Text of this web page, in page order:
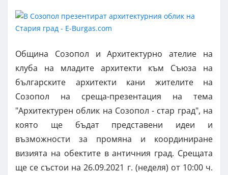
Община Созопол и Архитектурно ателие на
клуба на младите архитекти към Съюза на
българските архитекти кани жителите на
Созопол на среща-презентация на тема
"Архитектурен облик на Созопол - стар град", на
която ще бъдат представени идеи и
възможности за промяна и координиране
визията на обектите в античния град. Срещата
ще се състои на 26.09.2021 г. (неделя) от 10:00 ч.